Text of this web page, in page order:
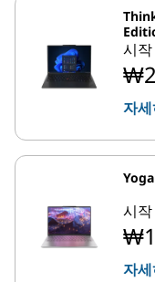
시
자
시
자